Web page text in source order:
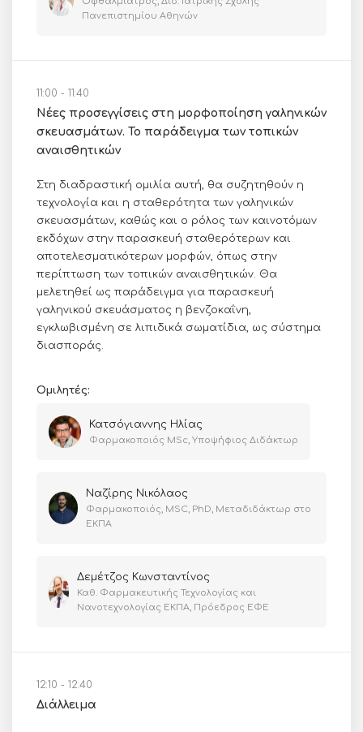
Πανεπιστημίου Αθηνών
11:00 - 11:40
Νέες προσεγγίσεις στη μορφοποίηση γαληνικών
σκευασμάτων. Το παράδειγμα των τοπικών
αναισθητικών
Στη διαδραστική ομιλία αυτή, θα συζητηθούν η
τεχνολογία και η σταθερότητα των γαληνικών
σκευασμάτων, καθώς και ο ρόλος των καινοτόμων
εκδόχων στην παρασκευή σταθερότερων και
αποτελεσματικότερων μορφών, όπως στην
περίπτωση των τοπικών αναισθητικών. Θα
μελετηθεί ως παράδειγμα για παρασκευή
γαληνικού σκευάσματος η βενζοκαΐνη,
εγκλωβισμένη σε λιπιδικά σωματίδια, ως σύστημα
διασποράς.
Ομιλητές:
Κατσόγιαννης Ηλίας
Φαρμακοποιός MSc, Υποψήφιος Διδάκτωρ
Ναζίρης Νικόλαος
Φαρμακοποιός, MSC, PhD, Μεταδιδάκτωρ στο
ΕΚΠΑ
Δεμέτζος Κωνσταντίνος
Καθ. Φαρμακευτικής Τεχνολογίας και
Νανοτεχνολογίας ΕΚΠΑ, Πρόεδρος ΕΦΕ
12:10 - 12:40
Διάλλειμα